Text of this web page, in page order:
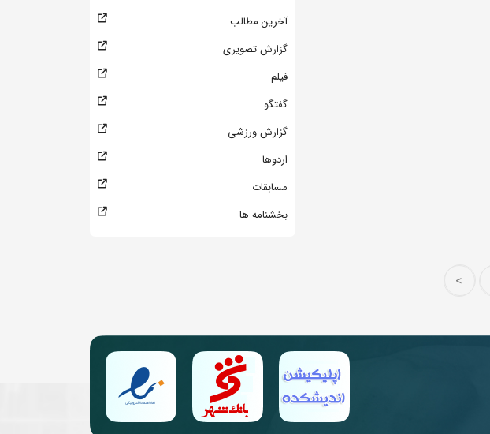
>
آخرین مطالب
گزارش تصویری
فیلم
گفتگو
گزارش ورزشی
اردوها
مسابقات
بخشنامه ها